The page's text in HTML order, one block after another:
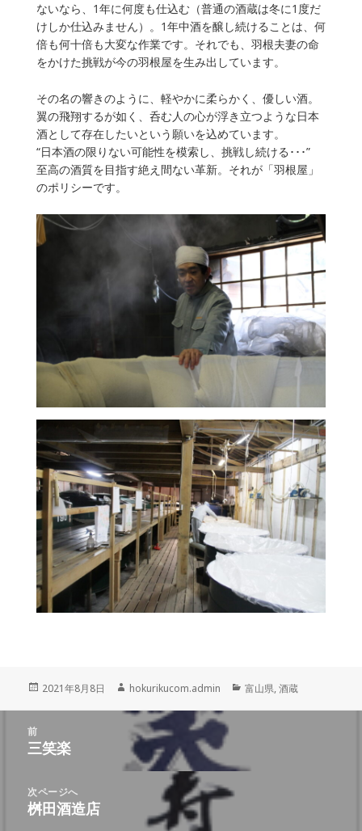
ないなら、1年に何度も仕込む（普通の酒蔵は冬に1度だ
けしか仕込みません）。1年中酒を醸し続けることは、何
倍も何十倍も大変な作業です。それでも、羽根夫妻の命
をかけた挑戦が今の羽根屋を生み出しています。
その名の響きのように、軽やかに柔らかく、優しい酒。
翼の飛翔するが如く、呑む人の心が浮き立つような日本
酒として存在したいという願いを込めています。
“日本酒の限りない可能性を模索し、挑戦し続ける･･･”
至高の酒質を目指す絶え間ない革新。それが「羽根屋」
のポリシーです。
投
2021年8月8日
作
者
hokurikucom.admin
カ
富山県,酒蔵
前
前
投
稿:
三笑楽
次ページへ
次
桝田酒造店